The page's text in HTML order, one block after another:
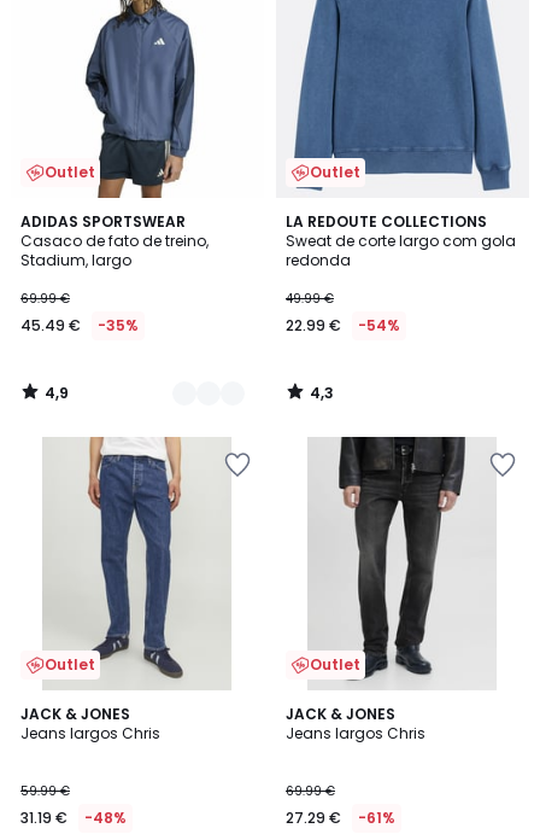
Outlet
ADIDAS SPORTSWEAR
Casaco de fato de treino,
Stadium, largo
69.99 €
45.49 € -35%
4,9
/ 5
2
Cores
4,9
/
Outlet
LA REDOUTE COLLECTIONS
Sweat de corte largo com gola
redonda
49.99 €
22.99 € -54%
4,3
/ 5
4,3
/
Outlet
JACK & JONES
Jeans largos Chris
59.99 €
31.19 € -48%
5
/
Outlet
JACK & JONES
Jeans largos Chris
69.99 €
27.29 € -61%
5
/